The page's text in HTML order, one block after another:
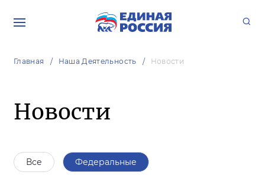
Главная Наша Деятельность Новости
Новости
Все Федеральные